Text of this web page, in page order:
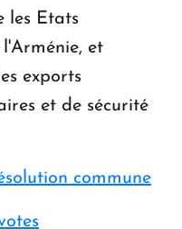
les Etats
et
exports
et de sécurité
commune